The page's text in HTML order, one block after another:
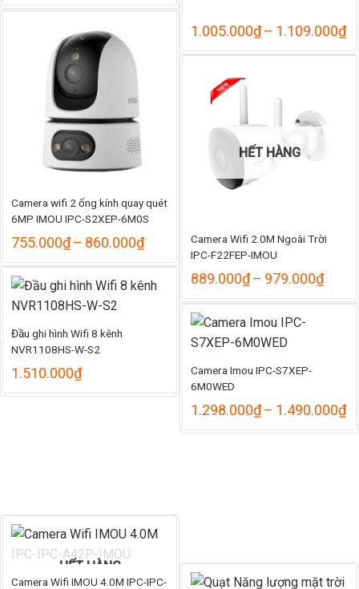
1.005.000₫– 1.109.000₫
từ
Camera wifi 2 ống kính quay quét
6MP IMOU IPC-S2XEP-6M0S
755.000₫– 860.000₫Khoảng
từ
755.000₫
860.000₫
HẾT HÀNG
Camera Wifi 2.0M Ngoài Trời
IPC-F22FEP-IMOU
889.000₫– 979.000₫
từ
Đầu ghi hình Wifi 8 kênh
NVR1108HS-W-S2
1.510.000₫
Camera Imou IPC-S7XEP-
6M0WED
1.298.000₫– 1.490.000₫
từ
HẾT HÀNG
Camera Wifi IMOU 4.0M IPC-IPC-